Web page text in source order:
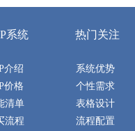
系统
介绍
价格
清单
流程
热门关注
系统优势
个性需求
表格设计
流程配置